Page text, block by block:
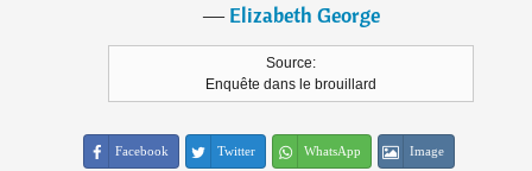
―Elizabeth George
Source:
Enquête dans le brouillard
Facebook Twitter WhatsApp Image